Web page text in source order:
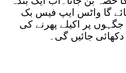
گا واٹس ایپ فیس بک
پر اکیلے پھرنے کی
دکھائی جائیں گی۔